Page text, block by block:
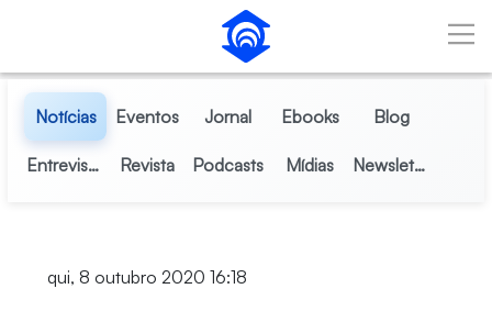
Pular para o Conteúdo principal
Notícias Eventos Jornal Ebooks Blog
Entrevistas Revista Podcasts Mídias Newsletter
qui, 8 outubro 2020 16:18